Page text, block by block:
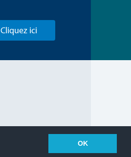
OK
Cliquez ici